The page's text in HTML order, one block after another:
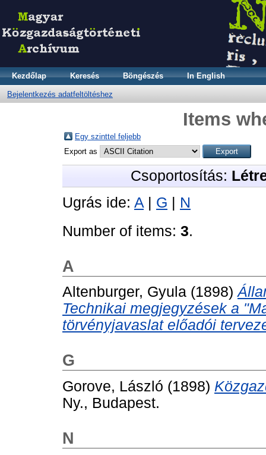
Kezdőlap Keresés Böngészés In English
Bejelentkezés adatfeltöltéshez
Items
Egy szinttel feljebb
Export as
Csoportosítás:
Ugrás ide: A | G | N
Number of items: 3.
A
Altenburger, Gyula (1898)
Technikai megjegyzések a
törvényjavaslat előadói
G
Gorove, László (1898)
Ny., Budapest.
N